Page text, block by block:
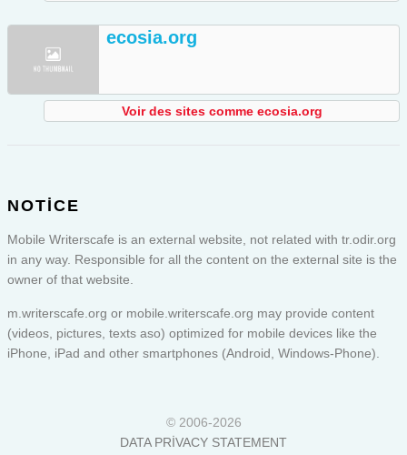
ecosia.org
Voir des sites comme ecosia.org
NOTICE
Mobile Writerscafe is an external website, not related with tr.odir.org
in any way. Responsible for all the content on the external site is the
owner of that website.
m.writerscafe.org or mobile.writerscafe.org may provide content
(videos, pictures, texts aso) optimized for mobile devices like the
iPhone, iPad and other smartphones (Android, Windows-Phone).
© 2006-2026
DATA PRIVACY STATEMENT